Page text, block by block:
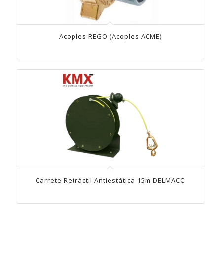
Acoples REGO (Acoples ACME)
Carrete Retráctil Antiestática 15m DELMACO